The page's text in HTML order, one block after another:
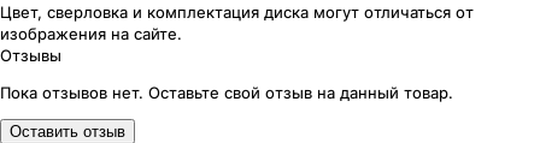
Цвет, сверловка и комплектация диска могут отличаться от
изображения на сайте.
Отзывы
Пока отзывов нет. Оставьте свой отзыв на данный товар.
Оставить отзыв